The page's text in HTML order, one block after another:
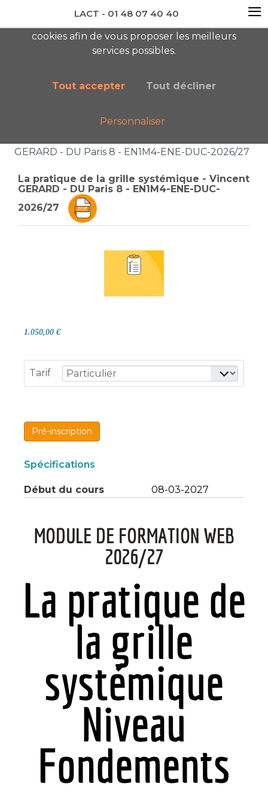
newsletter AC
Boutique
Catalogue général
GERARD - DU Paris 8 - EN1M4-ENE-DUC-2026/27
La pratique de la grille systémique - Vincent
GERARD - DU Paris 8 - EN1M4-ENE-DUC-
2026/27
1.050,00 €
Tarif
Pré-inscription
Spécifications
Début du cours 08-03-2027
MODULE DE FORMATION WEB
2026/27
La pratique de
la grille
systémique
Niveau
Fondements
cookies afin de vous proposer les meilleurs
services possibles.
Tout accepter Tout décliner
Personnaliser
LACT - 01 48 07 40 40 ≡